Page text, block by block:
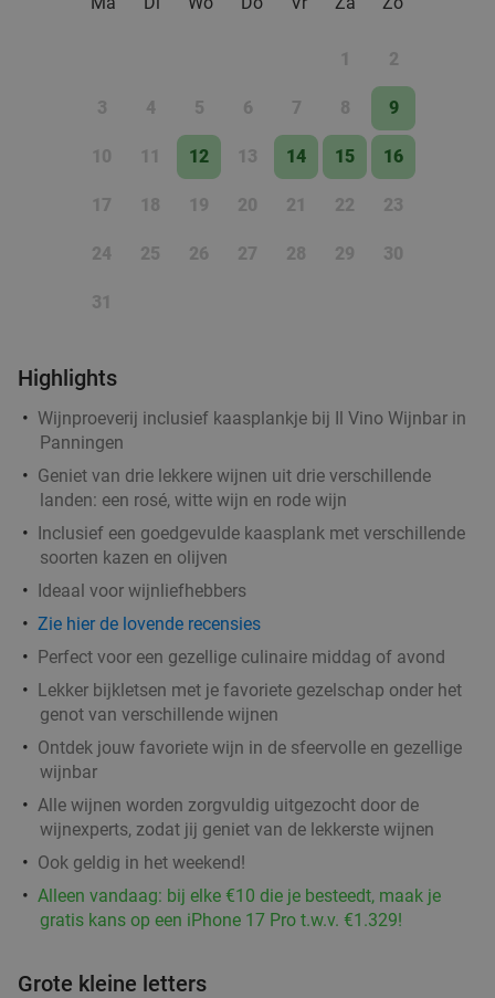
1 2
3 4 5 6 7 8 9
10 11 12 13 14 15 16
17 18 19 20 21 22 23
24 25 26 27 28 29 30
31
Highlights
Wijnproeverij inclusief kaasplankje bij Il Vino Wijnbar in
Panningen
Geniet van drie lekkere wijnen uit drie verschillende
landen: een rosé, witte wijn en rode wijn
Inclusief een goedgevulde kaasplank met verschillende
soorten kazen en olijven
Ideaal voor wijnliefhebbers
Zie hier de lovende recensies
Perfect voor een gezellige culinaire middag of avond
Lekker bijkletsen met je favoriete gezelschap onder het
genot van verschillende wijnen
Ontdek jouw favoriete wijn in de sfeervolle en gezellige
wijnbar
Alle wijnen worden zorgvuldig uitgezocht door de
wijnexperts, zodat jij geniet van de lekkerste wijnen
Ook geldig in het weekend!
Alleen vandaag: bij elke €10 die je besteedt, maak je
gratis kans op een iPhone 17 Pro t.w.v. €1.329!
Grote kleine letters